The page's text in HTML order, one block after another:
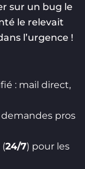
sur un bug le
le relevait
l’urgence !
: mail direct,
pros
24/7) pour les